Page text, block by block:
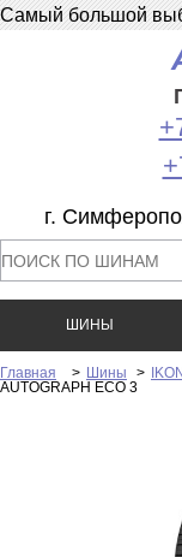
Самый большой
г.
ШИНЫ
Главная > Шины > IKON
AUTOGRAPH ECO 3